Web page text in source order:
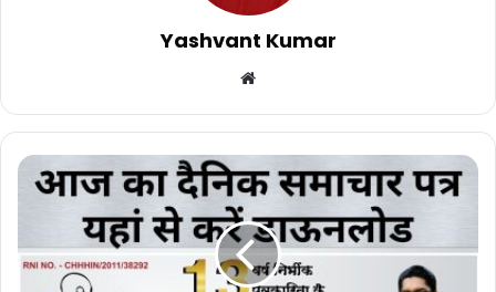
Yashvant Kumar
भारत
सम्मान
30/04/2024
ई-